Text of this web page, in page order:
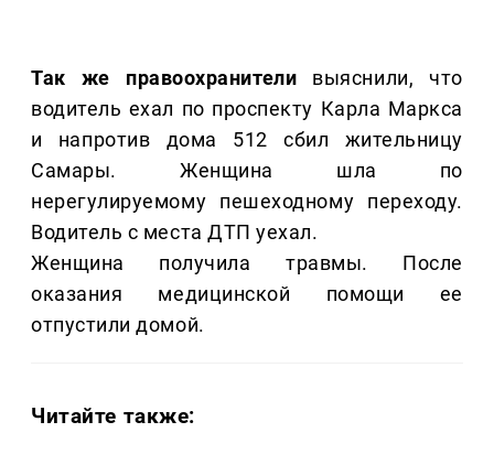
Так же правоохранители выяснили, что
водитель ехал по проспекту Карла Маркса
и напротив дома 512 сбил жительницу
Самары. Женщина шла по
нерегулируемому пешеходному переходу.
Водитель с места ДТП уехал.
Женщина получила травмы. После
оказания медицинской помощи ее
отпустили домой.
Читайте также: